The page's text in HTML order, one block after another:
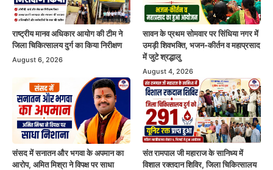
राष्ट्रीय मानव अधिकार आयोग की टीम ने
जिला चिकित्सालय दुर्ग का किया निरीक्षण
August 6, 2026
सावन के प्रथम सोमवार पर सिंधिया नगर में
उमड़ी शिवभक्ति, भजन-कीर्तन व महाप्रसाद
में जुटे श्रद्धालु
August 4, 2026
संसद में सनातन और भगवा के अपमान का
आरोप, अमित मिश्रा ने विपक्ष पर साधा
संत रामपाल जी महाराज के सानिध्य में
विशाल रक्तदान शिविर, जिला चिकित्सालय